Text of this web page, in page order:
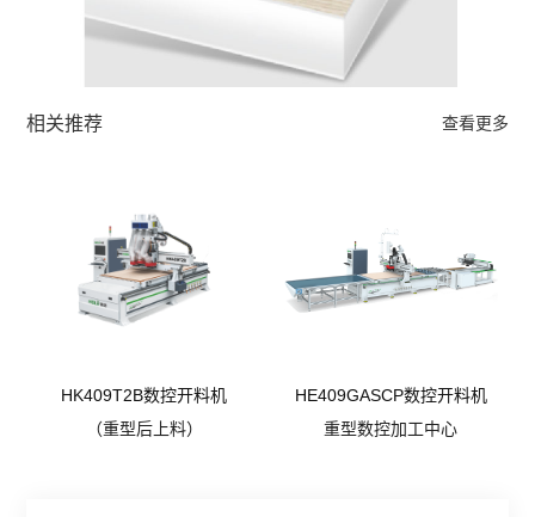
相关推荐 查看更多
HK409T2B数控开料机
（重型后上料）
HE409GASCP数控开料机
重型数控加工中心